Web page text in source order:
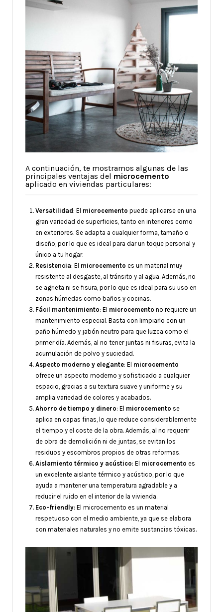
A continuación, te mostramos algunas de las
principales ventajas del microcemento
aplicado en viviendas particulares:
Versatilidad: El microcemento puede aplicarse en una
gran variedad de superficies, tanto en interiores como
en exteriores. Se adapta a cualquier forma, tamaño o
diseño, por lo que es ideal para dar un toque personal y
único a tu hogar.
Resistencia: El microcemento es un material muy
resistente al desgaste, al tránsito y al agua. Además, no
se agrieta ni se fisura, por lo que es ideal para su uso en
zonas húmedas como baños y cocinas.
Fácil mantenimiento: El microcemento no requiere un
mantenimiento especial. Basta con limpiarlo con un
paño húmedo y jabón neutro para que luzca como el
primer día. Además, al no tener juntas ni fisuras, evita la
acumulación de polvo y suciedad.
Aspecto moderno y elegante: El microcemento
ofrece un aspecto moderno y sofisticado a cualquier
espacio, gracias a su textura suave y uniforme y su
amplia variedad de colores y acabados.
Ahorro de tiempo y dinero: El microcemento se
aplica en capas finas, lo que reduce considerablemente
el tiempo y el coste de la obra. Además, al no requerir
de obra de demolición ni de juntas, se evitan los
residuos y escombros propios de otras reformas.
Aislamiento térmico y acústico: El microcemento es
un excelente aislante térmico y acústico, por lo que
ayuda a mantener una temperatura agradable y a
reducir el ruido en el interior de la vivienda.
Eco-friendly: El microcemento es un material
respetuoso con el medio ambiente, ya que se elabora
con materiales naturales y no emite sustancias tóxicas.